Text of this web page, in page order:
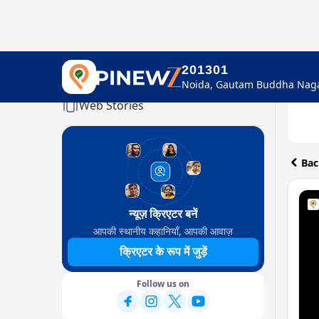
201301
Home
Web Stories
न्यूज़ क्रिएटर बनें
आपकी स्थानीय कहानियाँ, आपकी आवाज़
क्रिएटर के रूप में जुड़ें
Follow us on